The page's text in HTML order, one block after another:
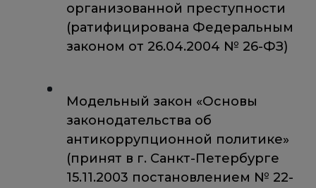
организованной преступности
(ратифицирована Федеральным
законом от 26.04.2004 № 26-ФЗ)
Модельный закон «Основы
законодательства об
антикоррупционной политике»
(принят в г. Санкт-Петербурге
15.11.2003 постановлением № 22-